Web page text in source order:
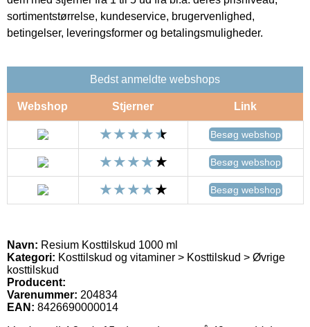
sortimentstørrelse, kundeservice, brugervenlighed,
betingelser, leveringsformer og betalingsmuligheder.
Bedst anmeldte webshops
Webshop Stjerner Link
Besøg webshop
Besøg webshop
Besøg webshop
Navn: Resium Kosttilskud 1000 ml
Kategori: Kosttilskud og vitaminer > Kosttilskud > Øvrige
kosttilskud
Producent:
Varenummer: 204834
EAN: 8426690000014